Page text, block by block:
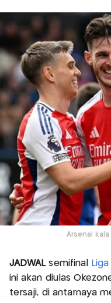
Arsenal
JADWALsemifinal
ini akan diulas
tersaji, di antarnaya